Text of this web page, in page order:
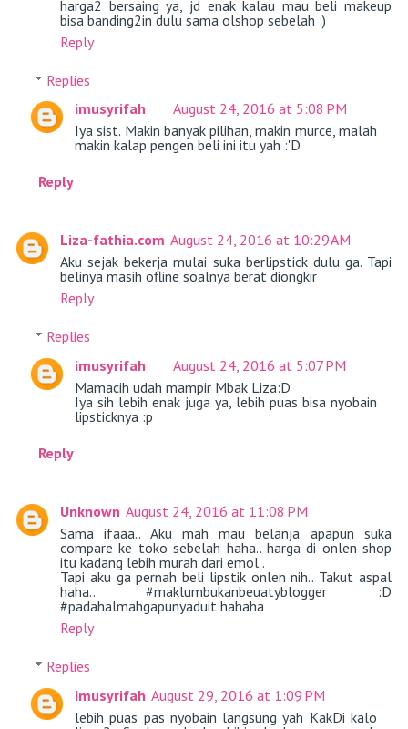
harga2 bersaing ya, jd enak kalau mau beli makeup
bisa banding2in dulu sama olshop sebelah :)
Reply
Replies
imusyrifah
August 24, 2016 at 5:08 PM
Iya sist. Makin banyak pilihan, makin murce, malah
makin kalap pengen beli ini itu yah :'D
Reply
Liza-fathia.com August 24, 2016 at 10:29 AM
Aku sejak bekerja mulai suka berlipstick dulu ga. Tapi
belinya masih ofline soalnya berat diongkir
Reply
Replies
imusyrifah
August 24, 2016 at 5:07 PM
Mamacih udah mampir Mbak Liza:D
Iya sih lebih enak juga ya, lebih puas bisa nyobain
lipsticknya :p
Reply
Unknown August 24, 2016 at 11:08 PM
Sama ifaaa.. Aku mah mau belanja apapun suka
compare ke toko sebelah haha.. harga di onlen shop
itu kadang lebih murah dari emol..
Tapi aku ga pernah beli lipstik onlen nih.. Takut aspal
haha.. #maklumbukanbeuatyblogger :D
#padahalmahgapunyaduit hahaha
Reply
Replies
Imusyrifah August 29, 2016 at 1:09 PM
lebih puas pas nyobain langsung yah KakDi kalo